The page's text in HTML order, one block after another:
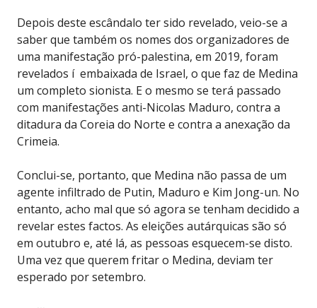
Depois deste escândalo ter sido revelado, veio-se a
saber que também os nomes dos organizadores de
uma manifestação pró-palestina, em 2019, foram
revelados í embaixada de Israel, o que faz de Medina
um completo sionista. E o mesmo se terá passado
com manifestações anti-Nicolas Maduro, contra a
ditadura da Coreia do Norte e contra a anexação da
Crimeia.
Conclui-se, portanto, que Medina não passa de um
agente infiltrado de Putin, Maduro e Kim Jong-un. No
entanto, acho mal que só agora se tenham decidido a
revelar estes factos. As eleições autárquicas são só
em outubro e, até lá, as pessoas esquecem-se disto.
Uma vez que querem fritar o Medina, deviam ter
esperado por setembro.